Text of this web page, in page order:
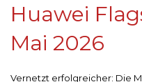
Huawei
Mai 2026
Vernetzt erfolgreicher: Die